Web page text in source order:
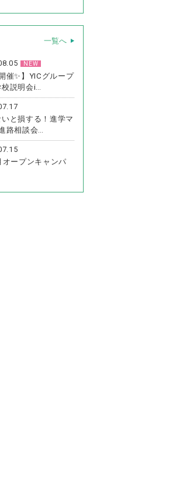
一覧へ
NEW
催✨】YICグループ
校説明会i…
と損する！進学マ
路相談会…
オープンキャンパ